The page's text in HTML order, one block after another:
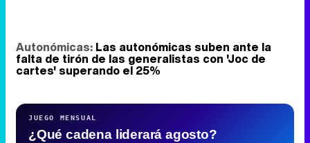
Autonómicas: Las autonómicas suben ante la
falta de tirón de las generalistas con 'Joc de
cartes' superando el 25%
JUEGO MENSUAL
¿Qué cadena liderará agosto?